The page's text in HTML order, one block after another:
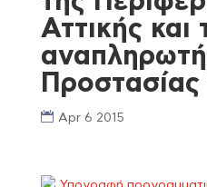
Αττικής και
Apr 6 2015